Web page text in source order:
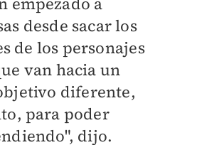
desde sacar los
de los personajes
van hacia un
diferente,
para poder
dijo.